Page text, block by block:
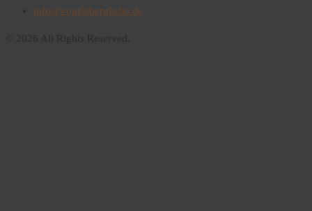
info@vogelsbergliebe.de
© 2026 All Rights Reserved.